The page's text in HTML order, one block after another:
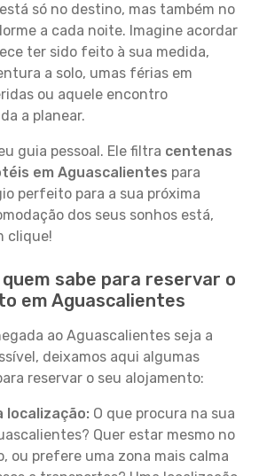
só no destino, mas também no
a cada noite. Imagine acordar
ter sido feito à sua medida,
a solo, umas férias em
ou aquele encontro
a planear.
guia pessoal. Ele filtra centenas
em Aguascalientes para
perfeito para a sua próxima
dos seus sonhos está,
clique!
sabe para reservar o
em Aguascalientes
ao Aguascalientes seja a
deixamos aqui algumas
reservar o seu alojamento:
localização: O que procura na sua
Quer estar mesmo no
ou prefere uma zona mais calma